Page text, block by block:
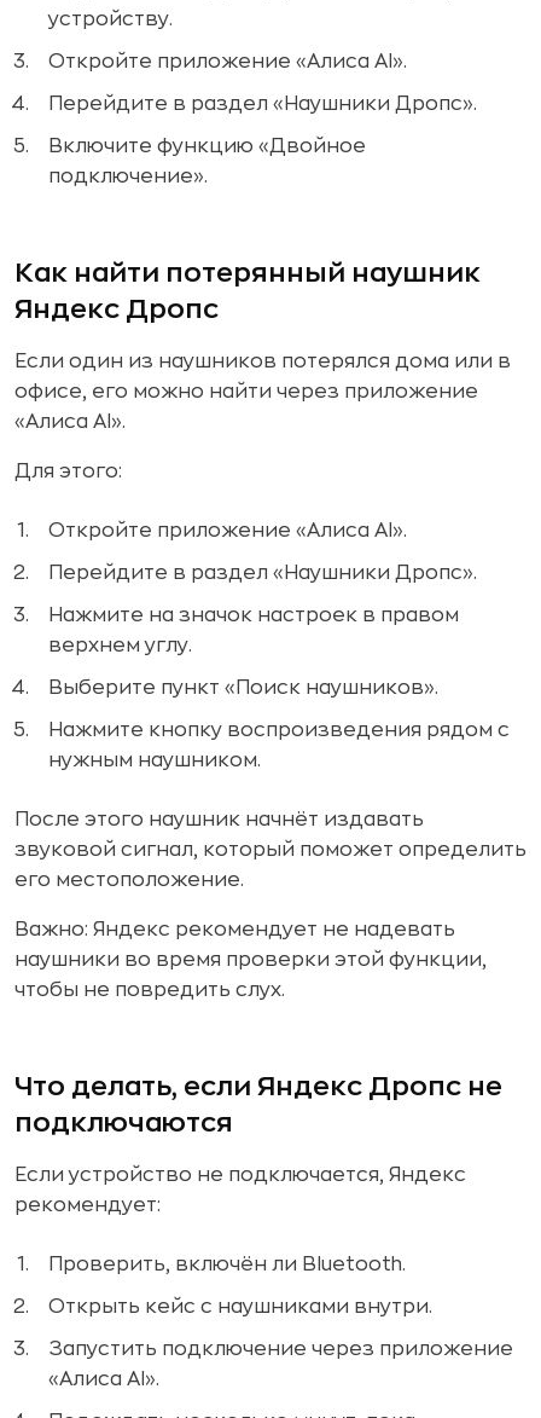
устройству.
Откройте приложение «Алиса AI».
Перейдите в раздел «Наушники Дропс».
Включите функцию «Двойное
подключение».
Как найти потерянный наушник
Яндекс Дропс
Если один из наушников потерялся дома или в
офисе, его можно найти через приложение
«Алиса AI».
Для этого:
Откройте приложение «Алиса AI».
Перейдите в раздел «Наушники Дропс».
Нажмите на значок настроек в правом
верхнем углу.
Выберите пункт «Поиск наушников».
Нажмите кнопку воспроизведения рядом с
нужным наушником.
После этого наушник начнёт издавать
звуковой сигнал, который поможет определить
его местоположение.
Важно: Яндекс рекомендует не надевать
наушники во время проверки этой функции,
чтобы не повредить слух.
Что делать, если Яндекс Дропс не
подключаются
Если устройство не подключается, Яндекс
рекомендует:
Проверить, включён ли Bluetooth.
Открыть кейс с наушниками внутри.
Запустить подключение через приложение
«Алиса AI».